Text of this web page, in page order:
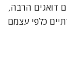
דואגים הרבה,
כלפי עצמם